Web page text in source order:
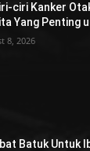
ciri Kanker
Yang Penting
8, 2026
Batuk Untuk